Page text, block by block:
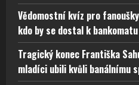
Vědomostní kvíz pro
kdo by se dostal k
Tragický konec Františka
mladíci ubili kvůli banálnímu